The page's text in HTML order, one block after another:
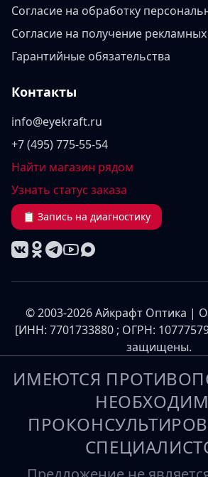
Согласие на обработку
Согласие на получение
Гарантийные обязательства
Контакты
info@eyekraft.ru
+7 (495) 775-55-54
Найти магазин рядом
Узнать статус заказа
📋 Запись на диагностику
© 2003-2026 Айкрафт Оптика |
[ИНН: 7701733880 ; ОГРН:
защищены.
ИМЕЮТСЯ